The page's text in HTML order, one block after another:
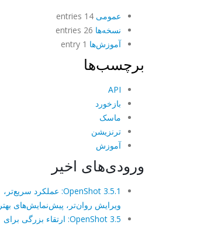
عمومی
نسخه‌ها
آموزش‌ها
برچسب‌ها
API
بازخورد
ماسک
ترنزیشن
آموزش
ورودی‌های اخیر
OpenShot 3.5.1: عملکرد سریع‌تر،
ویرایش روان‌تر، پیش‌نمایش‌های بهتر
OpenShot 3.5: ارتقاء بزرگی برای